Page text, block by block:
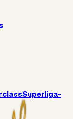
Superliga-